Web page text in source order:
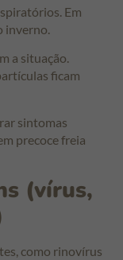
Em
inverno.
a situação.
ficam
sintomas
precoce freia
(vírus,
como rinovírus